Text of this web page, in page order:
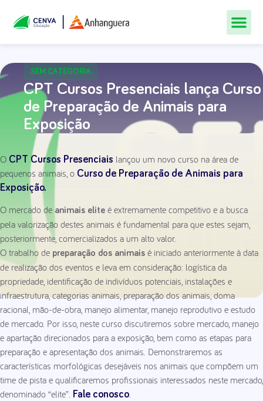
SEM CATEGORIA
CPT Cursos Presenciais lança Curso
de Preparação de Animais para
Exposição
O CPT Cursos Presenciais lançou um novo curso na área de
pequenos animais, o Curso de Preparação de Animais para
Exposição.
O mercado de animais elite é extremamente competitivo e a busca
pela valorização destes animais é fundamental para que estes sejam,
posteriormente, comercializados a um alto valor.
O trabalho de preparação dos animais é iniciado anteriormente à data
de realização dos eventos e leva em consideração: logística da
propriedade, identificação de indivíduos potenciais, instalações e
infraestrutura, categorias animais, preparação dos animais, doma
racional, mão-de-obra, manejo alimentar, manejo reprodutivo e estudo
de mercado. Por isso, neste curso discutiremos sobre mercado, manejo
e apartação direcionados para a exposição, bem como as etapas para
preparação e apresentação dos animais. Demonstraremos as
características morfológicas desejáveis nos animais que compõem um
time de pista e qualificaremos profissionais interessados neste mercado,
denominado “elite”. Fale conosco.